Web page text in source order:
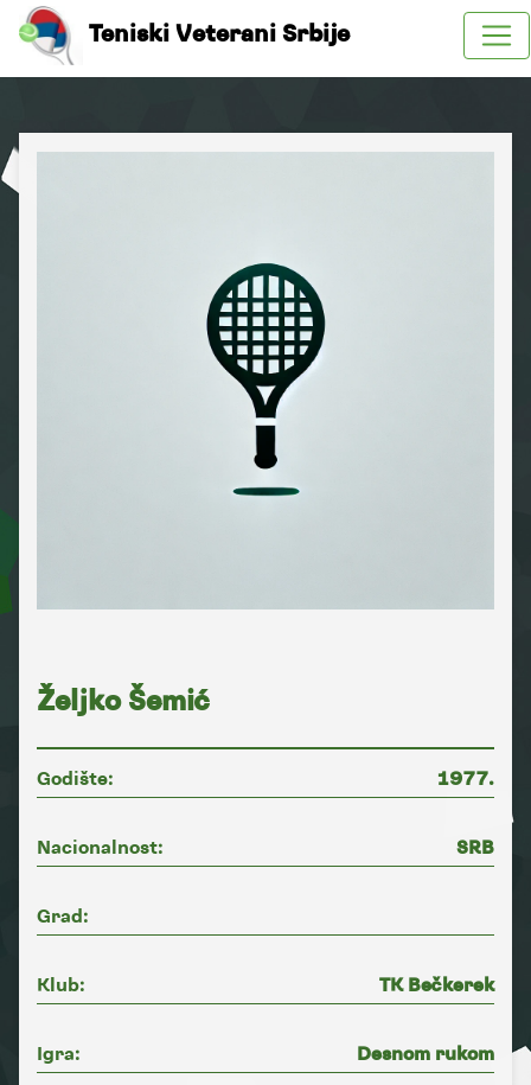
Teniski Veterani Srbije
Željko Šemić
Godište: 1977.
Nacionalnost: SRB
Grad:
Klub: TK Bečkerek
Igra: Desnom rukom